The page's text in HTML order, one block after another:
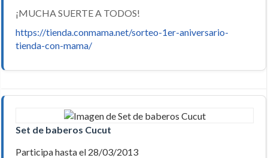
¡MUCHA SUERTE A TODOS!
https://tienda.conmama.net/sorteo-1er-aniversario-
tienda-con-mama/
Set de baberos Cucut
Participa hasta el 28/03/2013